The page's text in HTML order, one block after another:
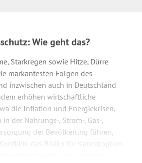
Wie geht das?
Starkregen sowie Hitze, Dürre
markantesten Folgen des
inzwischen auch in Deutschland
erhöhen wirtschaftliche
die Inflation und Energiekrisen,
der Nahrungs-, Strom-, Gas-,
der Bevölkerung führen,
das Risiko für Katastrophen